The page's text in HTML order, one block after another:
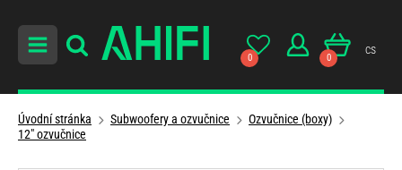
0 0
cs
Úvodní stránka Subwoofery a ozvučnice
Ozvučnice (boxy)
12" ozvučnice